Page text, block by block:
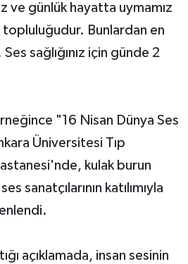
ve günlük hayatta uymamız
topluluğudur. Bunlardan en
Ses sağlığınız için günde 2
"16 Nisan Dünya Ses
Üniversitesi Tıp
kulak burun
sanatçılarının katılımıyla
açıklamada, insan sesinin